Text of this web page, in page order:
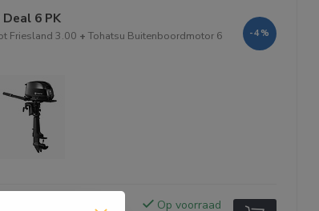
6 PK
Friesland 3.00 + Tohatsu Buitenboordmotor 6
-4%
Op voorraad